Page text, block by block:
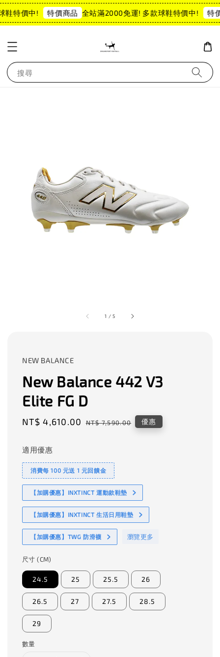
特價中! 特價商品 全站滿2000免運! 多款球鞋特價中! 特
搜尋
1 /5
NEW BALANCE
New Balance 442 V3
Elite FG D
Sale
NT$ 4,610.00 Regular
NT$ 7,590.00 優惠
適用優惠
消費每 100 元送 1 元回饋金
【加購優惠】INXTINCT 運動款鞋墊
【加購優惠】INXTINCT 生活日用鞋墊
【加購優惠】TWG 防滑襪 瀏覽更多
尺寸 (CM)
24.5 25 25.5 26
26.5 27 27.5 28.5
29
數量